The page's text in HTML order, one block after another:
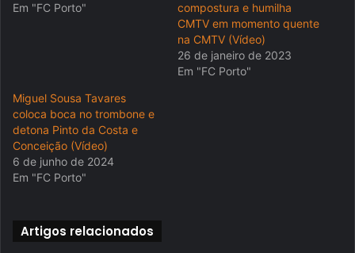
Em "FC Porto"
compostura e humilha
CMTV em momento quente
na CMTV (Vídeo)
26 de janeiro de 2023
Em "FC Porto"
Miguel Sousa Tavares
coloca boca no trombone e
detona Pinto da Costa e
Conceição (Vídeo)
6 de junho de 2024
Em "FC Porto"
Artigos relacionados